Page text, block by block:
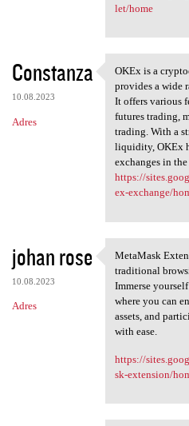
let/home
Constanza
10.08.2023
Adres
OKEx is a
OKEx is a
provides a wide
It offers various
futures trading,
trading. With a
liquidity, OKEx
exchanges in
https://
ex-exchange/
johan rose
10.08.2023
Adres
MetaMask
MetaMask
traditional
Immerse
where you can
assets, and
with ease.
https://
sk-extension/